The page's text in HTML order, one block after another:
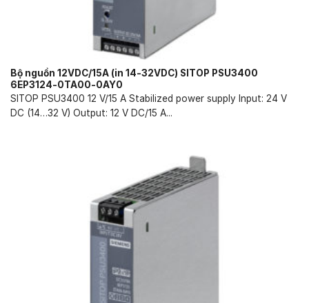
Bộ nguồn 12VDC/15A (in 14-32VDC) SITOP PSU3400
6EP3124-0TA00-0AY0
SITOP PSU3400 12 V/15 A Stabilized power supply Input: 24 V
DC (14…32 V) Output: 12 V DC/15 A...